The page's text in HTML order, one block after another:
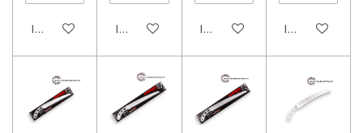
In winkelwagen In winkelwagen In winkelwagenIn